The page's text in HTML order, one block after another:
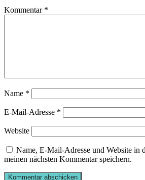
Kommentar *
Name *
E-Mail-Adresse *
Website
Name, E-Mail-Adresse und Website in
meinen nächsten Kommentar speichern.